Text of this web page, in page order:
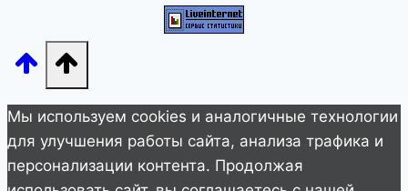
Лепс
расстались
после
отдыха
на
Мы используем cookies и аналогичные технологии
для улучшения работы сайта, анализа трафика и
персонализации контента. Продолжая